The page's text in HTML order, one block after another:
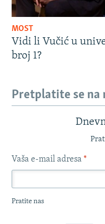
MOST
Vidi li Vučić u
broj 1?
Pretplatite se na
Vaša e-mail adresa *
Pratite nas